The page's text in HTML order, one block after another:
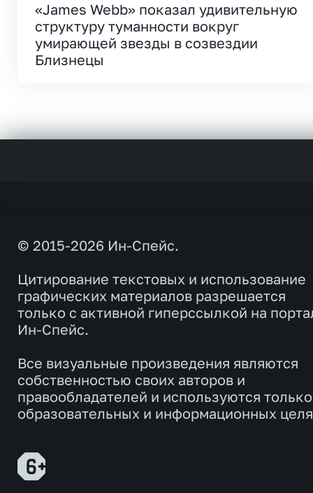
«James Webb» показал удивительную
структуру туманности вокруг
умирающей звезды в созвездии
Близнецы
© 2015-2026 Ин-Спейс.
Цитирование текстовых и использование
графических материалов разрешается
только с активной гиперссылкой на
Ин-Спейс.
Все визуальные произведения являются
собственностью своих авторов и
правообладателей и используются
образовательных и информационных